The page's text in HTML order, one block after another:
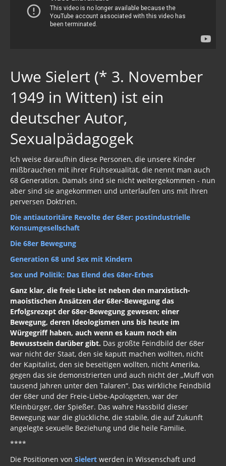
Uwe Sielert (* 3. November
1949 in Witten) ist ein
deutscher Autor,
Sexualpädagogek
Ich weise daraufhin diese Personen, die unsere Kinder
mißbrauchen mit ihrer Frühsexualität, die nennt man auch
68 Generation. Damals sind sie nicht weitergekommen - nun
aber sind sie angekommen und unterlaufen uns mit ihren
perversen Doktrien.
Die antiautoritäre Revolte der 68er: postindustrielle
Konsumgesellschaft
Die 68er Bewegung
Generation 68 und Sex mit Kindern
Sex und Politik: Das Elend des 68er-Erbes
Ganz klar, die freie Liebe ist neben den marxistisch-
maoistischen Ansätzen der 68er-Bewegung das
Erfolgsrezept der 68er-Bewegung gewesen; einer
Bewegung, deren Ideologismen uns bis heute im
Würgegriff haben, auch wenn es kaum noch ein
Bewusstsein darüber gibt. Das größte Feindbild der 68er
war nicht der Staat, den sie kaputt machen wollten, nicht
der Kapitalist, den sie beseitigen wollten, nicht Amerika,
gegen das sie demonstrierten und auch nicht der „Muff von
tausend Jahren unter den Talaren“. Das wirkliche Feindbild
der 68er und der Freie-Liebe-Apologeten, war der
Kleinbürger, der Spießer. Das wahre Hassbild dieser
Bewegung war die glückliche, die stabile, die auf Zukunft
angelegte sexuelle Beziehung und die heile Familie.
****
Die Positionen von Sielert werden in Wissenschaft und